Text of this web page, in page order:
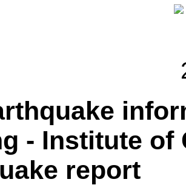
- Institute of
report